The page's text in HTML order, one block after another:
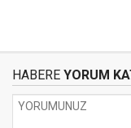
HABERE YORUM